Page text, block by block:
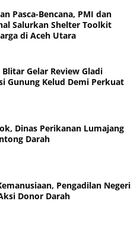
Pasca-Bencana, PMI dan
Salurkan Shelter Toolkit
di Aceh Utara
Blitar Gelar Review Gladi
Gunung Kelud Demi Perkuat
Dinas Perikanan Lumajang
Darah
Pengadilan Negeri
Donor Darah